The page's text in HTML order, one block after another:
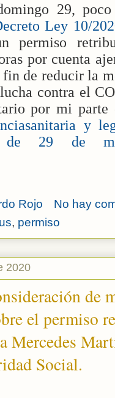
29,
Ley 10/
permiso
por cuenta
fin de reducir la
contra el
por mi parte
y
29 de
Rojo
No hay
, permiso
2020
de
el permiso
Mercedes
Social.